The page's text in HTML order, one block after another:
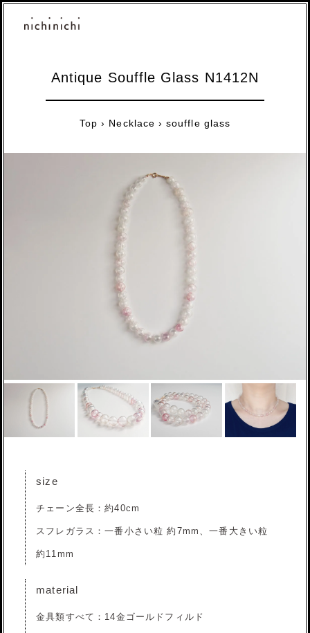
Antique Souffle Glass N1412N
Top › Necklace ›souffle glass
size
チェーン全長：約40cm
スフレガラス：一番小さい粒 約7mm、一番大きい粒
約11mm
material
金具類すべて：14金ゴールドフィルド